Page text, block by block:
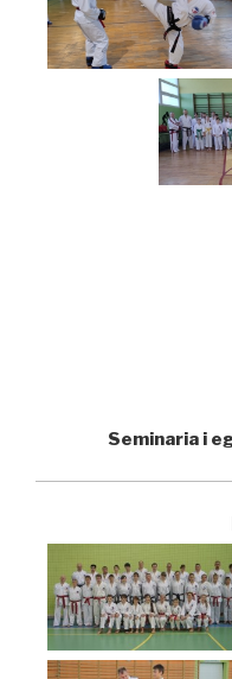
Seminaria i